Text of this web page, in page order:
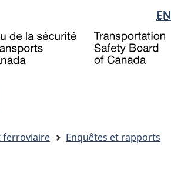
to
main
to
"About
government"
à
la
EN
ferroviaire
Enquêtes et rapports